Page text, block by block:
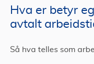
Hva er betyr
avtalt
Så hva telles som